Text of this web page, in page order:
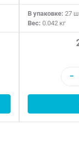
В упаковке: 27
Вес: 0.042 кг
−